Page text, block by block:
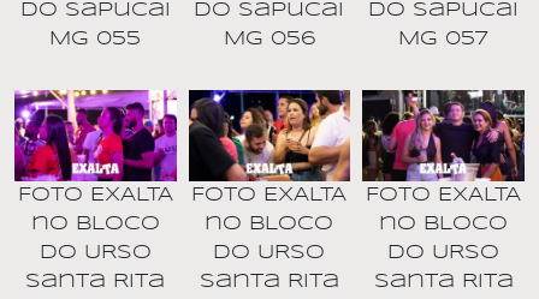
do Sapucai
MG 055
do Sapucai
MG 056
do Sapucai
MG 057
Foto EXALTA
no BLOCO
DO URSO
Santa Rita
Foto EXALTA
no BLOCO
DO URSO
Santa Rita
Foto EXALTA
no BLOCO
DO URSO
Santa Rita